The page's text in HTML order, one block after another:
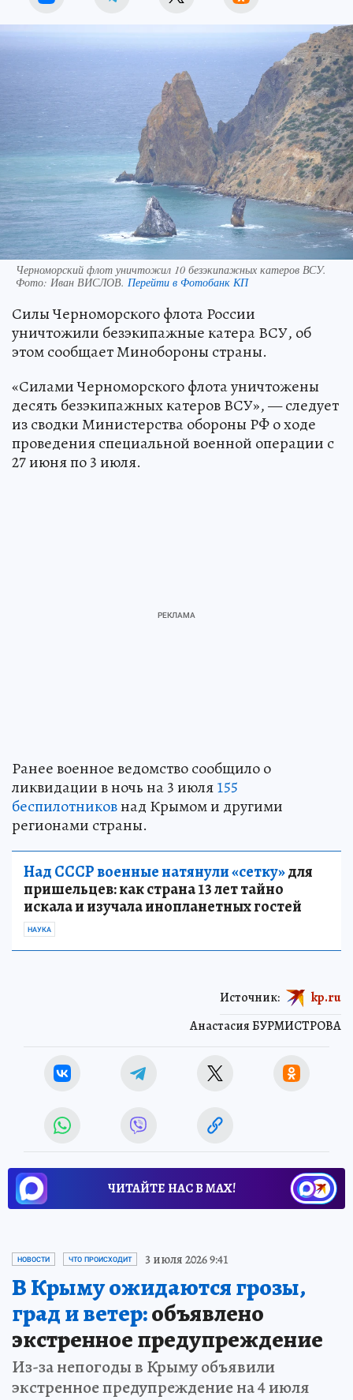
Черноморский флот уничтожил 10 безэкипажных катеров ВСУ.
Фото: Иван ВИСЛОВ. Перейти в Фотобанк КП
Силы Черноморского флота России
уничтожили безэкипажные катера ВСУ, об
этом сообщает Минобороны страны.
«Силами Черноморского флота уничтожены
десять безэкипажных катеров ВСУ», — следует
из сводки Министерства обороны РФ о ходе
проведения специальной военной операции с
27 июня по 3 июля.
Ранее военное ведомство сообщило о
ликвидации в ночь на 3 июля155
беспилотниковнад Крымом и другими
регионами страны.
Над СССР военные натянули «сетку»для
пришельцев: как страна 13 лет тайно
искала и изучала инопланетных гостей
НАУКА
Анастасия БУРМИСТРОВА
Источник: kp.ru
ЧИТАЙТЕ НАС В МАХ!
НОВОСТИ ЧТО ПРОИСХОДИТ 3 июля 2026 9:41
В Крыму ожидаются грозы,
град и ветер:объявлено
экстренное предупреждение
Из-за непогоды в Крыму объявили
экстренное предупреждение на 4 июля